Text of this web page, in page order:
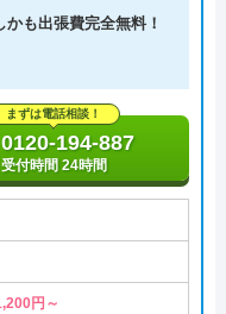
も出張費完全無料！
まずは電話相談！
0120-194-887
受付時間 24時間
円～